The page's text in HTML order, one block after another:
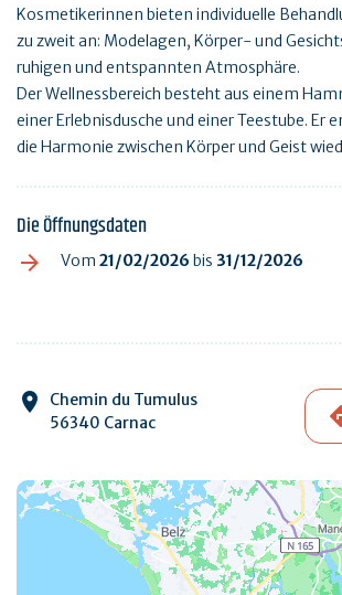
Kosmetikerinnen bieten individuelle
zu zweit an: Modelagen, Körper- und
ruhigen und entspannten Atmosphäre.
Der Wellnessbereich besteht aus einem
einer Erlebnisdusche und einer Teestube. Er
die Harmonie zwischen Körper und Geist
Die Öffnungsdaten
Vom 21/02/2026 bis 31/12/2026
Chemin du Tumulus
56340 Carnac